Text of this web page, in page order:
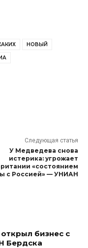
НОВЫЙ
Следующая статья
У Медведева снова
истерика: угрожает
«состоянием
с Россией» — УНИАН
бизнес с
Бердска